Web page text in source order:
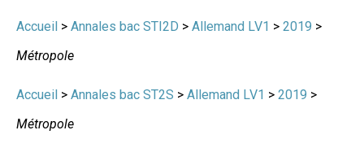
Accueil > Annales bac STI2D > Allemand LV1 > 2019 >
Métropole
Accueil > Annales bac ST2S > Allemand LV1 > 2019 >
Métropole